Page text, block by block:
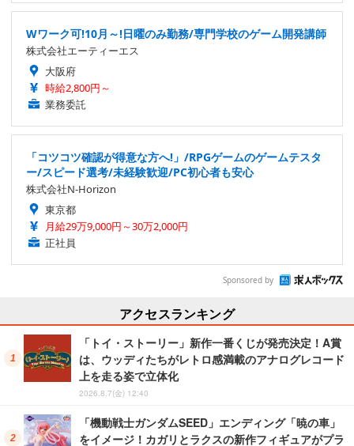
Wワーク可!10月～!日曜のみ勤務/専門学校のゲーム開発講師
株式会社エーティーエス
大阪府
時給2,800円～
業務委託
「コツコツ確認が得意な方へ!」/RPGゲームのゲームテスタ
ー/スピード選考/未経験歓迎/PC初心者も安心
株式会社N-Horizon
東京都
月給29万9,000円～30万2,000円
正社員
Sponsored by
アクセスランキング
「トイ・ストーリー」新作一番くじが発売決定！A賞
は、ウッディたちがレトロ感満載のアナログレコード
上を走る姿で立体化
2026.8.7(金) 12:40
「機動戦士ガンダムSEED」エンディング「暁の車」
をイメージ！カガリとラクスの新作フィギュアがプラ